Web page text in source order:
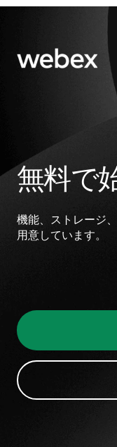
無料で
機能、ストレージ
用意しています。